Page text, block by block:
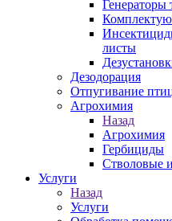
Генераторы
листы
Дезодорация
Отпугивание
Агрохимия
Назад
Агрохимия
Гербициды
Стволовые
Услуги
Назад
Услуги